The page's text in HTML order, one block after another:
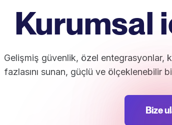
Kurumsal
Gelişmiş güvenlik, özel entegrasyonlar,
fazlasını sunan, güçlü ve ölçeklenebilir
Bize